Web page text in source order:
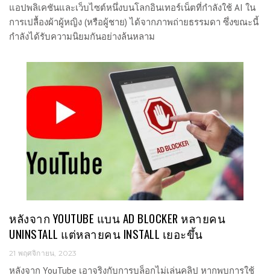
แอปพลิเคชันและเว็บไซต์หนึ่งบนโลกอินเทอร์เน็ตที่กำลังใช้ AI ใน
การเปลื้องผ้าผู้หญิง (หรือผู้ชาย) ได้จากภาพถ่ายธรรมดา ซึ่งขณะนี้
กำลังได้รับความนิยมกันอย่างล้นหลาม
หลังจาก YOUTUBE แบน AD BLOCKER หลายคน
UNINSTALL แต่หลายคน INSTALL เยอะขึ้น
21 พฤศจิกายน, 2023
หลังจาก YouTube เอาจริงกับการบล็อกไม่เล่นคลิป หากพบการใช้